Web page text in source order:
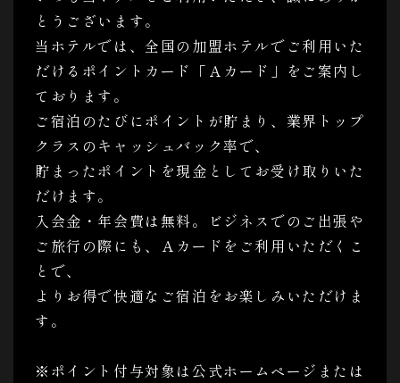
とうございます。
当ホテルでは、全国の加盟ホテルでご利用いた
だけるポイントカード「Ａカード」をご案内し
ております。
ご宿泊のたびにポイントが貯まり、業界トップ
クラスのキャッシュバック率で、
貯まったポイントを現金としてお受け取りいた
だけます。
入会金・年会費は無料。ビジネスでのご出張や
ご旅行の際にも、Ａカードをご利用いただくこ
とで、
よりお得で快適なご宿泊をお楽しみいただけま
す。
※ポイント付与対象は公式ホームページまたは